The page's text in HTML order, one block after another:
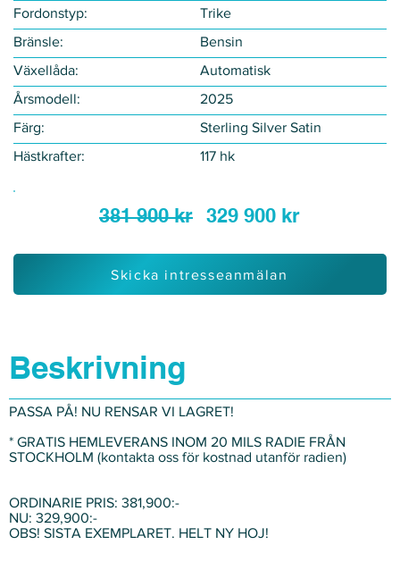
Fordonstyp​:
Bränsle:
Växellåda:
Årsmodell:
Färg:
Hästkrafter:
381 900 kr 329 900 kr
Skicka intresseanmälan
Trike
Bensin
Automatisk
2025
Sterling Silver Satin
117 hk
Beskrivning
PASSA PÅ! NU RENSAR VI LAGRET!
* GRATIS HEMLEVERANS INOM 20 MILS RADIE FRÅN
STOCKHOLM (kontakta oss för kostnad utanför radien)
ORDINARIE PRIS: 381,900:-
NU: 329,900:-
OBS! SISTA EXEMPLARET. HELT NY HOJ!